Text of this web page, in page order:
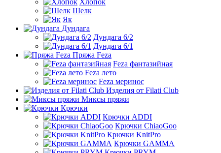
Хлопок
Шелк
Як
Дундага
Дундага 6/2
Дундага 6/1
Пряжа Feza
Feza фантазийная
Feza лето
Feza меринос
Изделия от Filati Club
Миксы пряжи
Крючки
Крючки ADDI
Крючки ChiaoGoo
Крючки KnitPro
Крючки GAMMA